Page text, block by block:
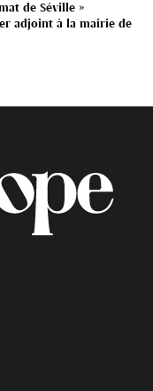
de Séville »
adjoint à la mairie de